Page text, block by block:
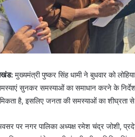
मुख्यमंत्री पुष्कर सिंह धामी ने बुधवार को
सुनकर समस्याओं का समाधान करने के निर्देश
है, इसलिए जनता की समस्याओं का शीघ्रता
पर नगर पालिका अध्यक्ष रमेश चंद्र जोशी,